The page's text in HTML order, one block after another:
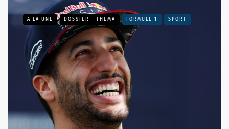
A LA UNE DOSSIER - THEMA FORMULE 1 SPORT